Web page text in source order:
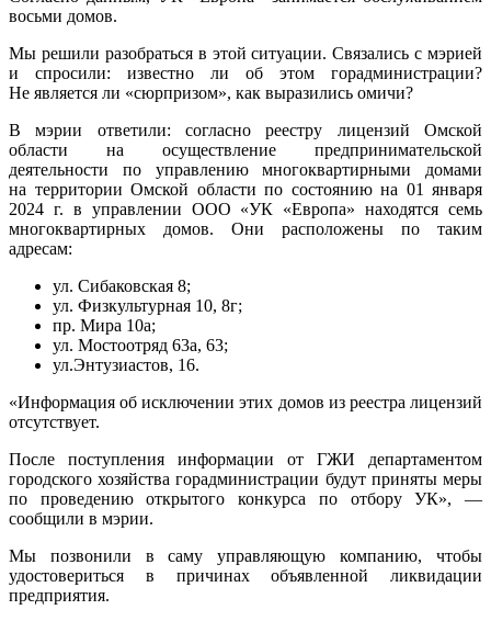
восьми домов.
Мы решили разобраться в этой ситуации. Связались с мэрией
и спросили: известно ли об этом горадминистрации?
Не является ли «сюрпризом», как выразились омичи?
В мэрии ответили: согласно реестру лицензий Омской
области на осуществление предпринимательской
деятельности по управлению многоквартирными домами
на территории Омской области по состоянию на 01 января
2024 г. в управлении ООО «УК «Европа» находятся семь
многоквартирных домов. Они расположены по таким
адресам:
ул. Сибаковская 8;
ул. Физкультурная 10, 8г;
пр. Мира 10а;
ул. Мостоотряд 63а, 63;
ул.Энтузиастов, 16.
«Информация об исключении этих домов из реестра лицензий
отсутствует.
После поступления информации от ГЖИ департаментом
городского хозяйства горадминистрации будут приняты меры
по проведению открытого конкурса по отбору УК», —
сообщили в мэрии.
Мы позвонили в саму управляющую компанию, чтобы
удостовериться в причинах объявленной ликвидации
предприятия.